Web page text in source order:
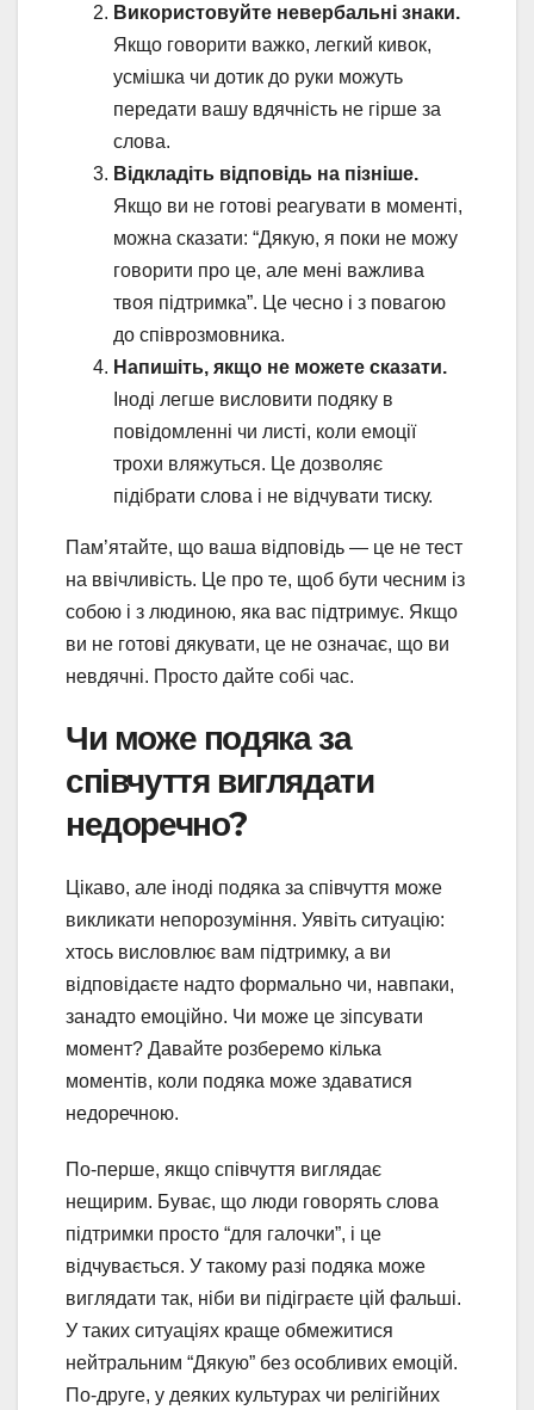
Використовуйте невербальні знаки.
Якщо говорити важко, легкий кивок,
усмішка чи дотик до руки можуть
передати вашу вдячність не гірше за
слова.
Відкладіть відповідь на пізніше.
Якщо ви не готові реагувати в моменті,
можна сказати: “Дякую, я поки не можу
говорити про це, але мені важлива
твоя підтримка”. Це чесно і з повагою
до співрозмовника.
Напишіть, якщо не можете сказати.
Іноді легше висловити подяку в
повідомленні чи листі, коли емоції
трохи вляжуться. Це дозволяє
підібрати слова і не відчувати тиску.
Пам’ятайте, що ваша відповідь — це не тест
на ввічливість. Це про те, щоб бути чесним із
собою і з людиною, яка вас підтримує. Якщо
ви не готові дякувати, це не означає, що ви
невдячні. Просто дайте собі час.
Чи може подяка за
співчуття виглядати
недоречно?
Цікаво, але іноді подяка за співчуття може
викликати непорозуміння. Уявіть ситуацію:
хтось висловлює вам підтримку, а ви
відповідаєте надто формально чи, навпаки,
занадто емоційно. Чи може це зіпсувати
момент? Давайте розберемо кілька
моментів, коли подяка може здаватися
недоречною.
По-перше, якщо співчуття виглядає
нещирим. Буває, що люди говорять слова
підтримки просто “для галочки”, і це
відчувається. У такому разі подяка може
виглядати так, ніби ви підіграєте цій фальші.
У таких ситуаціях краще обмежитися
нейтральним “Дякую” без особливих емоцій.
По-друге, у деяких культурах чи релігійних